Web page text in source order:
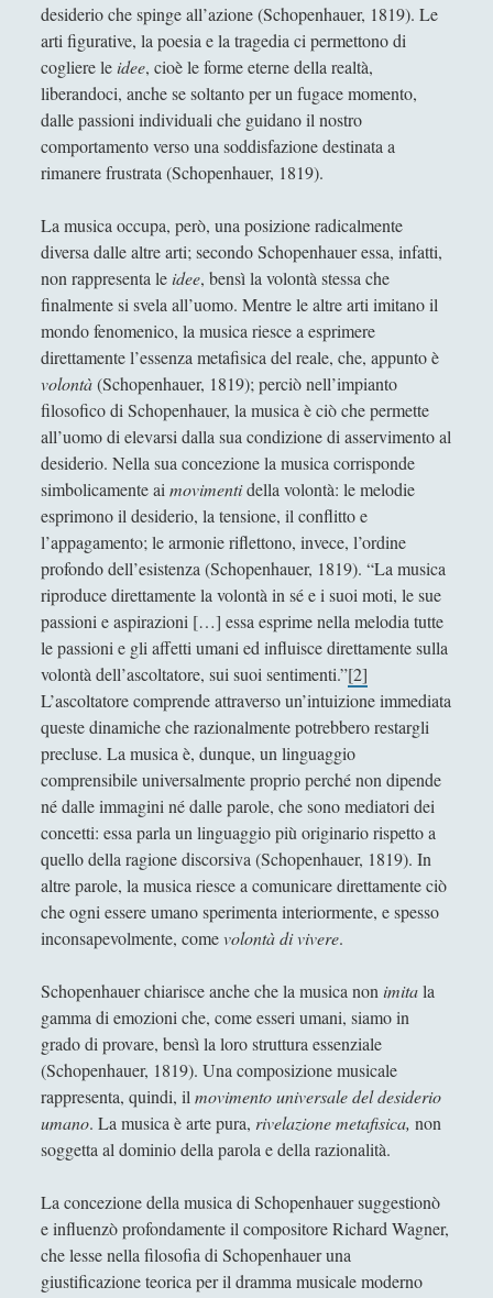
L'importanza delle variazioni nella musica classica
LA "CARMEN" DI BIZET: LO SCANDALO DI
SENSUALITÀ E REALISMO
La musica e il rapporto con il testo in Schönberg
La musica e la natura del tempo
La tecnica dodecafonica e la querelle sul "Doctor
Faustus" di Thomas Mann
Musica per pianoforte - Una prima fruizione
Robert Schumann: il romantico e il critico
SCHOPENHAUER E LA MUSICA
Variazioni sul tema di Handel
► Scacchi(42)
► Scoutismo(1)
► Segnalazioni (223)
► Sicurezza e Relazioni Internazionali(14)
► Storia della Letteratura(160)
► (12)
► Venere in Cornice(44)
ARTICOLI PER AUTORE
Alberto Labellarte
Alessandro Giorgi
Alice Manzoni
Andrea Bardazzi
Andrea Mereu
Andrea Zeppi
Brad Smith
Chiara Cozzi
Daniele Barni
Danilo Mallò
Dario Maestripieri
desiderio che spinge all’azione (Schopenhauer, 1819). Le
arti figurative, la poesia e la tragedia ci permettono di
cogliere le idee, cioè le forme eterne della realtà,
liberandoci, anche se soltanto per un fugace momento,
dalle passioni individuali che guidano il nostro
comportamento verso una soddisfazione destinata a
rimanere frustrata (Schopenhauer, 1819).
La musica occupa, però, una posizione radicalmente
diversa dalle altre arti; secondo Schopenhauer essa, infatti,
non rappresenta le idee, bensì la volontà stessa che
finalmente si svela all’uomo. Mentre le altre arti imitano il
mondo fenomenico, la musica riesce a esprimere
direttamente l’essenza metafisica del reale, che, appunto è
volontà(Schopenhauer, 1819); perciò nell’impianto
filosofico di Schopenhauer, la musica è ciò che permette
all’uomo di elevarsi dalla sua condizione di asservimento al
desiderio. Nella sua concezione la musica corrisponde
simbolicamente aimovimentidella volontà: le melodie
esprimono il desiderio, la tensione, il conflitto e
l’appagamento; le armonie riflettono, invece, l’ordine
profondo dell’esistenza (Schopenhauer, 1819). “La musica
riproduce direttamente la volontà in sé e i suoi moti, le sue
passioni e aspirazioni […] essa esprime nella melodia tutte
le passioni e gli affetti umani ed influisce direttamente sulla
volontà dell’ascoltatore, sui suoi sentimenti.”[2]
L’ascoltatore comprende attraverso un’intuizione immediata
queste dinamiche che razionalmente potrebbero restargli
precluse. La musica è, dunque, un linguaggio
comprensibile universalmente proprio perché non dipende
né dalle immagini né dalle parole, che sono mediatori dei
concetti: essa parla un linguaggio più originario rispetto a
quello della ragione discorsiva (Schopenhauer, 1819). In
altre parole, la musica riesce a comunicare direttamente ciò
che ogni essere umano sperimenta interiormente, e spesso
inconsapevolmente, comevolontà di vivere.
Schopenhauer chiarisce anche che la musica non imitala
gamma di emozioni che, come esseri umani, siamo in
grado di provare, bensì la loro struttura essenziale
(Schopenhauer, 1819). Una composizione musicale
rappresenta, quindi, ilmovimento universale del desiderio
umano. La musica è arte pura, rivelazione metafisica,non
soggetta al dominio della parola e della razionalità.
La concezione della musica di Schopenhauer suggestionò
e influenzò profondamente il compositore Richard Wagner,
che lesse nella filosofia di Schopenhauer una
giustificazione teorica per il dramma musicale moderno